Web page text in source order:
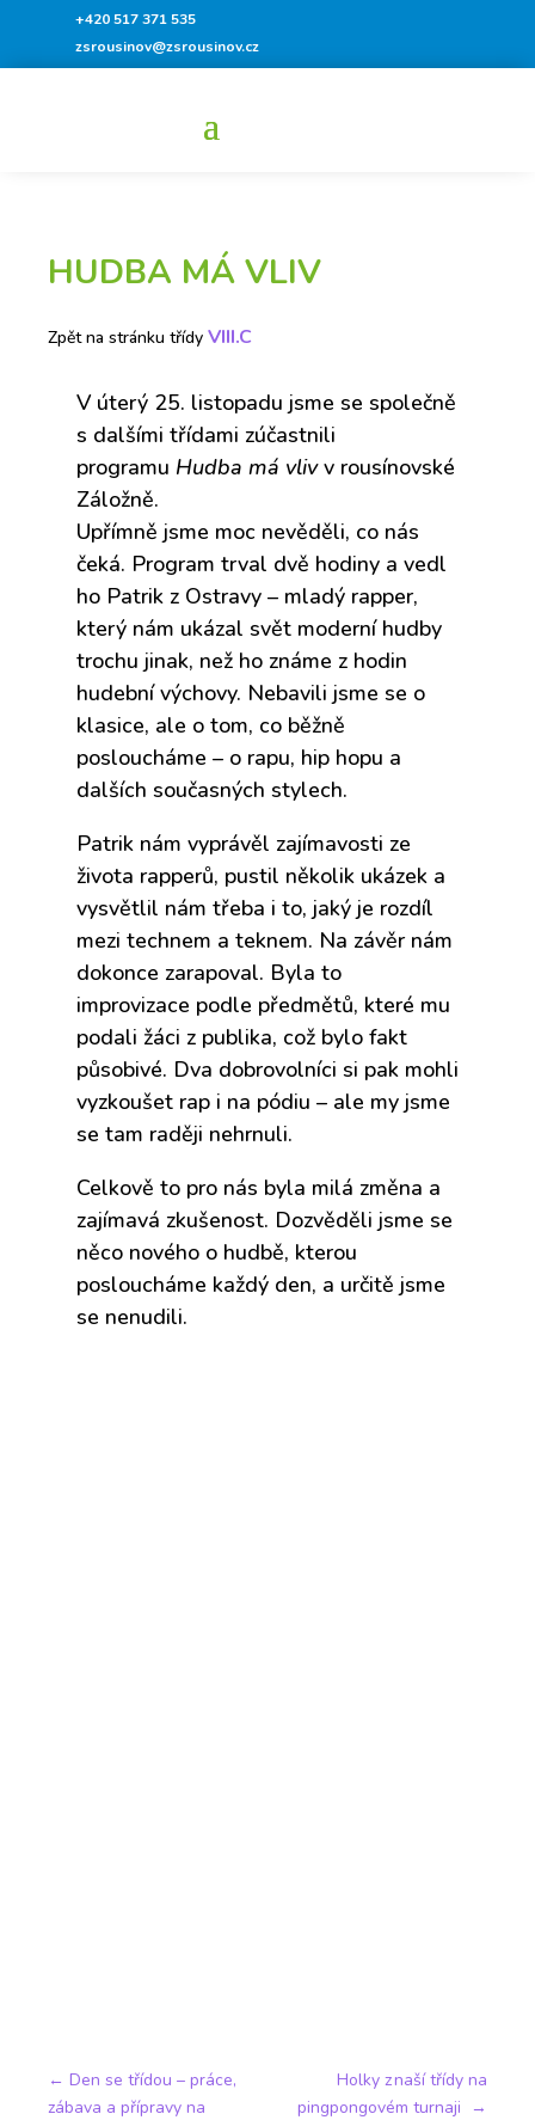
+420 517 371 535
zsrousinov@zsrousinov.cz
HUDBA MÁ VLIV
Zpět na stránku třídy VIII.C
V úterý 25. listopadu jsme se společně
s dalšími třídami zúčastnili
programu Hudba má vlivv rousínovské
Záložně.
Upřímně jsme moc nevěděli, co nás
čeká. Program trval dvě hodiny a vedl
ho Patrik z Ostravy – mladý rapper,
který nám ukázal svět moderní hudby
trochu jinak, než ho známe z hodin
hudební výchovy. Nebavili jsme se o
klasice, ale o tom, co běžně
posloucháme – o rapu, hip hopu a
dalších současných stylech.
Patrik nám vyprávěl zajímavosti ze
života rapperů, pustil několik ukázek a
vysvětlil nám třeba i to, jaký je rozdíl
mezi technem a teknem. Na závěr nám
dokonce zarapoval. Byla to
improvizace podle předmětů, které mu
podali žáci z publika, což bylo fakt
působivé. Dva dobrovolníci si pak mohli
vyzkoušet rap i na pódiu – ale my jsme
se tam raději nehrnuli.
Celkově to pro nás byla milá změna a
zajímavá zkušenost. Dozvěděli jsme se
něco nového o hudbě, kterou
posloucháme každý den, a určitě jsme
se nenudili.
← Den se třídou – práce,
zábava a přípravy na
Holky z naší třídy na
pingpongovém turnaji
→